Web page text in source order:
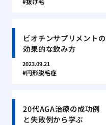
ビオチンサプリメントの
効果的な飲み方
2023.09.21
円形脱毛症
20代AGA治療の成功例
と失敗例から学ぶ